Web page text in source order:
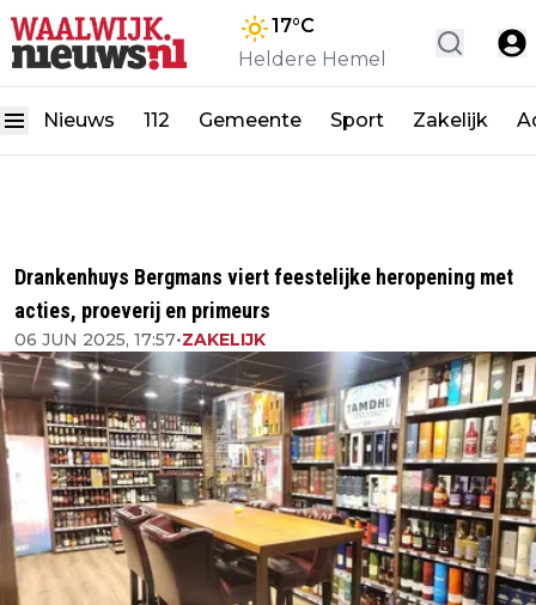
17°C
Heldere Hemel
Nieuws 112 Gemeente Sport Zakelijk
Drankenhuys Bergmans viert feestelijke heropening met
acties, proeverij en primeurs
06 JUN 2025, 17:57•ZAKELIJK